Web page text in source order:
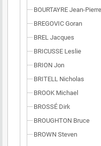
BOURTAYRE Jean-Pierre
BREGOVIC Goran
BREL Jacques
BRICUSSE Leslie
BRION Jon
BRITELL Nicholas
BROOK Michael
BROSSÉ Dirk
BROUGHTON Bruce
BROWN Steven